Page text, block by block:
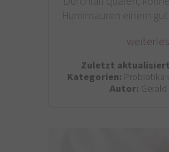
Huminsäuren einem
Zuletzt
Kategorien: Probiotika
Autor: